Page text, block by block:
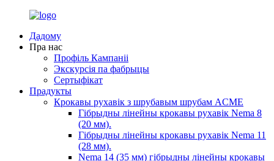
Дадому
Пра нас
Профіль Кампаніі
Экскурсія па фабрыцы
Сертыфікат
Прадукты
Крокавы рухавік з шрубавым шрубам ACME
Гібрыдны лінейны крокавы рухавік Nema 8
(20 мм).
Гібрыдны лінейны крокавы рухавік Nema 11
(28 мм).
Nema 14 (35 мм) гібрыдны лінейны крокавы